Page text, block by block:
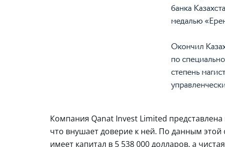
Компания Qanat Invest Limited представлена
что внушает доверие к ней. По данным
имеет капитал в 5 538 000 долларов, а